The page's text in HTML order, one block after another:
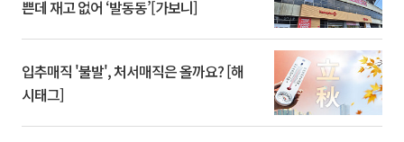
쁜데 재고 없어 ‘발동동’[가보니]
입추매직 '불발', 처서매직은 올까요? [해
시태그]